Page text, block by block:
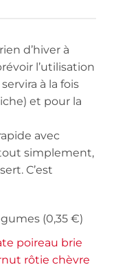
d’hiver à
l’utilisation
à la fois
et pour la
avec
simplement,
C’est
(0,35 €)
poireau brie
rôtie chèvre